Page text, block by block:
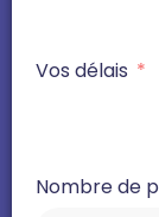
Vos délais
Nombre de